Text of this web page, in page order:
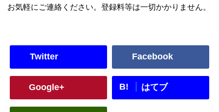
お気軽にご連絡ください。登録料等は一切かかりません。
Twitter Facebook
Google+ B! はてブ